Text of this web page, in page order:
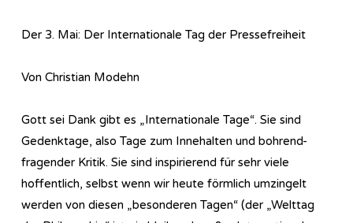
Der 3. Mai: Der Internationale Tag der Pressefreiheit
Von Christian Modehn
Gott sei Dank gibt es „Internationale Tage“. Sie sind
Gedenktage, also Tage zum Innehalten und bohrend-
fragender Kritik. Sie sind inspirierend für sehr viele
hoffentlich, selbst wenn wir heute förmlich umzingelt
werden von diesen „besonderen Tagen“ (der „Welttag